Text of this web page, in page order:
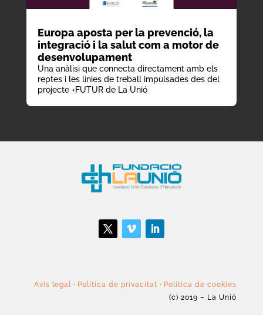
Europa aposta per la prevenció, la
integració i la salut com a motor de
desenvolupament
Una anàlisi que connecta directament amb els
reptes i les línies de treball impulsades des del
projecte +FUTUR de La Unió
Avís legal · Política de privacitat · Política de cookies
(c) 2019 – La Unió